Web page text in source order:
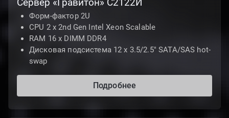
Форм-фактор 2U
CPU 2 х 2nd Gen Intel Xeon Scalable
RAM 16 x DIMM DDR4
Дисковая подсистема 12 х 3.5/2.5" SATA/SAS hot-
swap
Подробнее